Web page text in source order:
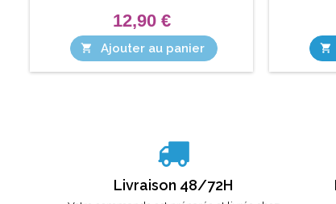
12,90 €
 Ajouter au panier 
Livraison 48/72H